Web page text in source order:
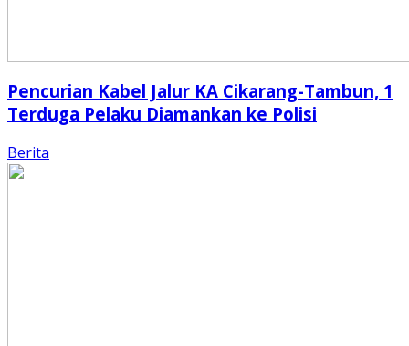
Pencurian Kabel Jalur KA Cikarang-Tambun, 1
Terduga Pelaku Diamankan ke Polisi
Berita